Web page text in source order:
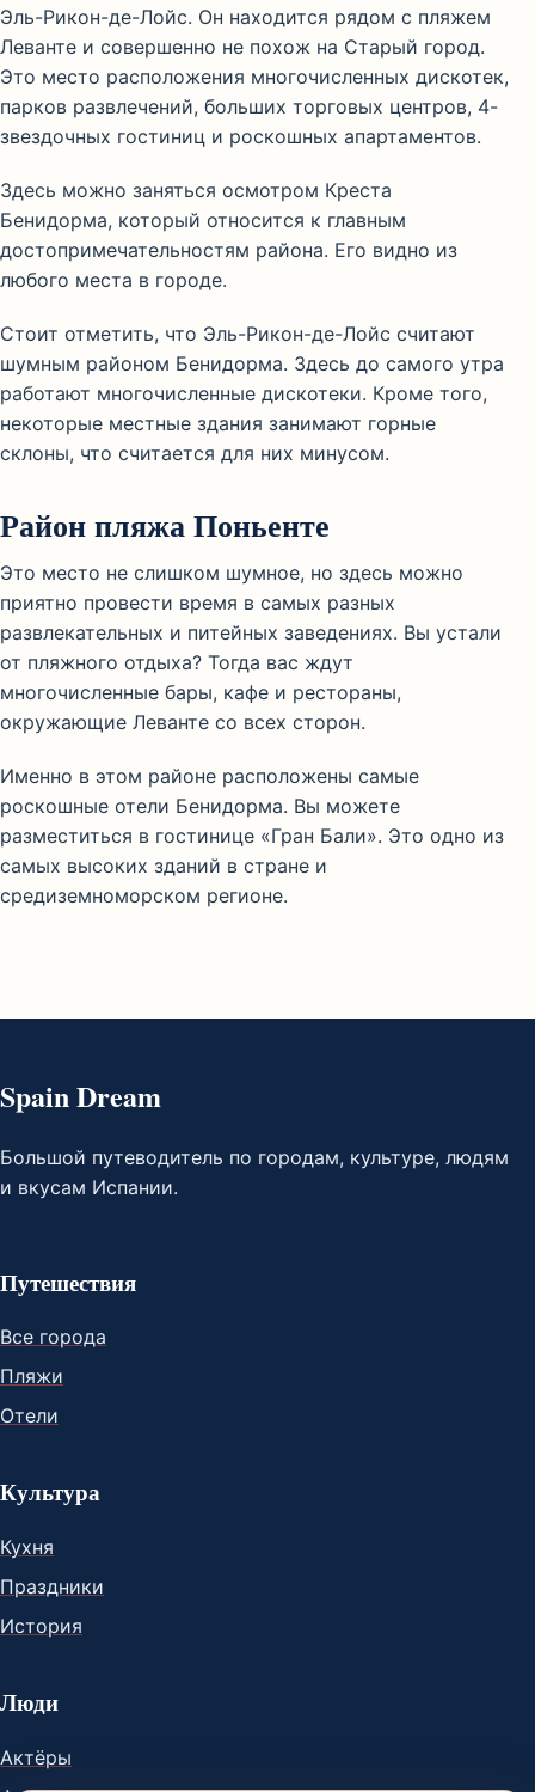
Эль-Рикон-де-Лойс. Он находится рядом с пляжем
Леванте и совершенно не похож на Старый город.
Это место расположения многочисленных дискотек,
парков развлечений, больших торговых центров, 4-
звездочных гостиниц и роскошных апартаментов.
Здесь можно заняться осмотром Креста
Бенидорма, который относится к главным
достопримечательностям района. Его видно из
любого места в городе.
Стоит отметить, что Эль-Рикон-де-Лойс считают
шумным районом Бенидорма. Здесь до самого утра
работают многочисленные дискотеки. Кроме того,
некоторые местные здания занимают горные
склоны, что считается для них минусом.
Район пляжа Поньенте
Это место не слишком шумное, но здесь можно
приятно провести время в самых разных
развлекательных и питейных заведениях. Вы устали
от пляжного отдыха? Тогда вас ждут
многочисленные бары, кафе и рестораны,
окружающие Леванте со всех сторон.
Именно в этом районе расположены самые
роскошные отели Бенидорма. Вы можете
разместиться в гостинице «Гран Бали». Это одно из
самых высоких зданий в стране и
средиземноморском регионе.
Spain Dream
Большой путеводитель по городам, культуре, людям
и вкусам Испании.
Путешествия
Все города
Пляжи
Отели
Культура
Кухня
Праздники
История
Люди
Актёры